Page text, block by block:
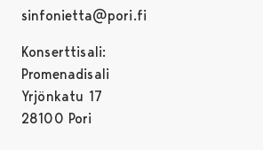
sinfonietta@pori.fi
Konserttisali:
Promenadisali
Yrjönkatu 17
28100 Pori